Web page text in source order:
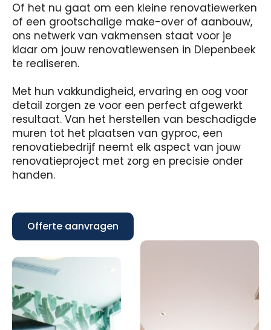
Of het nu gaat om een kleine renovatiewerken
of een grootschalige make-over of aanbouw,
ons netwerk van vakmensen staat voor je
klaar om jouw renovatiewensen in Diepenbeek
te realiseren.
Met hun vakkundigheid, ervaring en oog voor
detail zorgen ze voor een perfect afgewerkt
resultaat. Van het herstellen van beschadigde
muren tot het plaatsen van gyproc, een
renovatiebedrijf neemt elk aspect van jouw
renovatieproject met zorg en precisie onder
handen.
Offerte aanvragen